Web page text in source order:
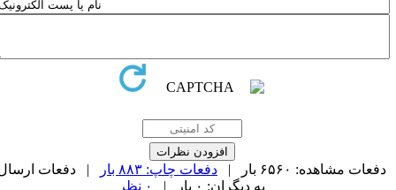
دفعات مشاهده: ۶۵۶۰ بار | دفعات چاپ: ۸۸۳ بار
| دفعات ارسال
به دیگران: ۰ بار |